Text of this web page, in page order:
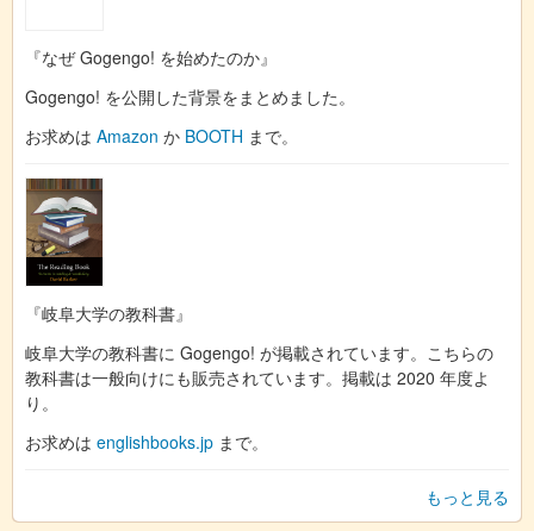
『なぜ Gogengo! を始めたのか』
Gogengo! を公開した背景をまとめました。
お求めは Amazon か BOOTH まで。
『岐阜大学の教科書』
岐阜大学の教科書に Gogengo! が掲載されています。こちらの
教科書は一般向けにも販売されています。掲載は 2020 年度よ
り。
お求めは englishbooks.jp まで。
もっと見る